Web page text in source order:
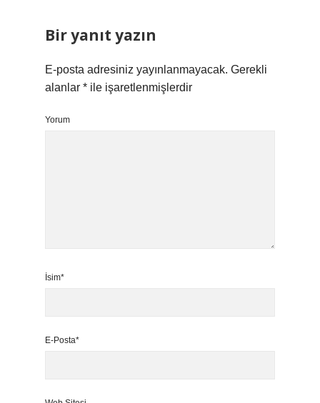
Bir yanıt yazın
E-posta adresiniz yayınlanmayacak. Gerekli
alanlar * ile işaretlenmişlerdir
Yorum
İsim*
E-Posta*